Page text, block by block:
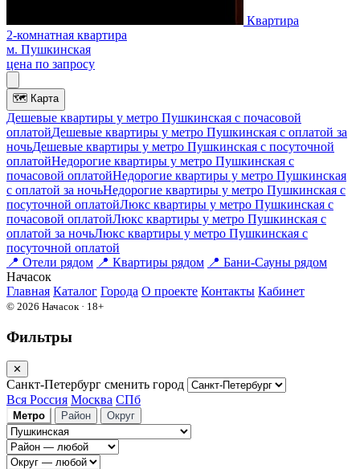
Квартира
2-комнатная квартира
м. Пушкинская
цена по запросу
🗺 Карта
Дешевые квартиры у метро Пушкинская c почасовой
оплатойДешевые квартиры у метро Пушкинская с оплатой за
ночьДешевые квартиры у метро Пушкинская c посуточной
оплатойНедорогие квартиры у метро Пушкинская c
почасовой оплатойНедорогие квартиры у метро Пушкинская
с оплатой за ночьНедорогие квартиры у метро Пушкинская c
посуточной оплатойЛюкс квартиры у метро Пушкинская c
почасовой оплатойЛюкс квартиры у метро Пушкинская с
оплатой за ночьЛюкс квартиры у метро Пушкинская c
посуточной оплатой
📍 Отели рядом 📍 Квартиры рядом 📍 Бани-Сауны рядом
Начасок
Главная Каталог Города О проекте Контакты Кабинет
© 2026 Начасок · 18+
Фильтры
✕
Санкт-Петербург сменить город
Вся Россия Москва СПб
Метро Район Округ